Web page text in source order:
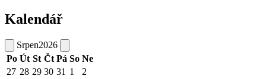
Kalendář
Srpen2026
Po Út St Čt Pá So Ne
27 28 29 30 31 1
2